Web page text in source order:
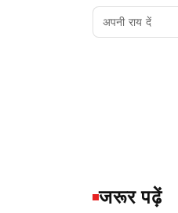
जरूर पढ़ें